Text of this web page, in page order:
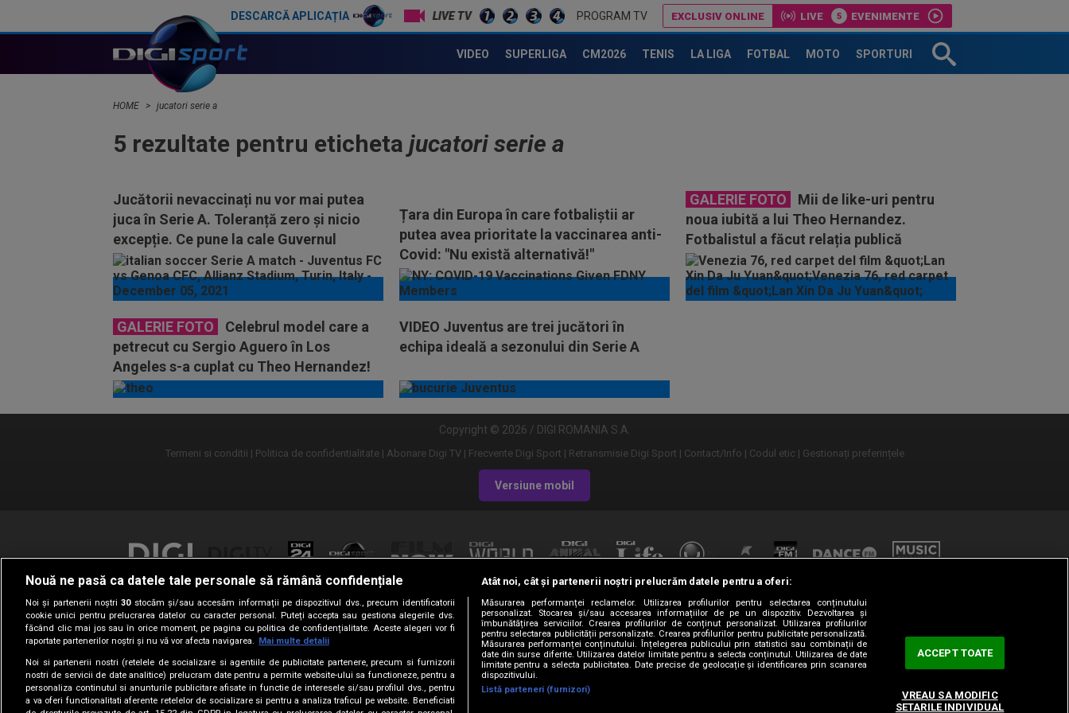
DESCARCĂ APLICAȚIA LIVE TV PROGRAM TV EXCLUSIV ONLINE LIVE EVENIMENTE
VIDEO SUPERLIGA CM2026 TENIS LA LIGA FOTBAL MOTO SPORTURI
HOME jucatori serie a
5 rezultate pentru eticheta jucatori serie a
Jucătorii nevaccinați nu vor mai putea
juca în Serie A. Toleranță zero și nicio
excepție. Ce pune la cale Guvernul
Țara din Europa în care fotbaliștii ar
putea avea prioritate la vaccinarea anti-
Covid: "Nu există alternativă!"
GALERIE FOTO
Mii de like-uri pentru
noua iubită a lui Theo Hernandez.
Fotbalistul a făcut relația publică
GALERIE FOTO
Celebrul model care a
petrecut cu Sergio Aguero în Los
Angeles s-a cuplat cu Theo Hernandez!
Cum au fost surprinși cei doi
VIDEO Juventus are trei jucători în
echipa ideală a sezonului din Serie A
Copyright © 2026 / DIGI ROMANIA S.A.
Termeni si conditii Politica de confidentialitate Abonare Digi TV Frecvente Digi Sport Retransmisie Digi Sport Contact/Info Codul etic Gestionați preferințele
Versiune mobil
URMĂREȘTE-NE ȘI PE:
Nouă ne pasă ca datele tale personale să rămână confidențiale
Noi și partenerii noștri30stocăm și/sau accesăm informații pe dispozitivul dvs., precum identificatorii
cookie unici pentru prelucrarea datelor cu caracter personal. Puteți accepta sau gestiona alegerile dvs.
făcând clic mai jos sau în orice moment, pe pagina cu politica de confidențialitate. Aceste alegeri vor fi
raportate partenerilor noștri și nu vă vor afecta navigarea. Mai multe detalii
Noi si partenerii nostri (retelele de socializare si agentiile de publicitate partenere, precum si furnizorii
nostri de servicii de date analitice) prelucram date pentru a permite website-ului sa functioneze, pentru a
personaliza continutul si anunturile publicitare afisate in functie de interesele si/sau profilul dvs., pentru
a va oferi functionalitati aferente retelelor de socializare si pentru a analiza traficul pe website. Beneficiati
Atât noi, cât și partenerii noștri prelucrăm datele pentru a oferi:
Măsurarea performanței reclamelor. Utilizarea profilurilor pentru selectarea conținutului
personalizat. Stocarea și/sau accesarea informațiilor de pe un dispozitiv. Dezvoltarea și
îmbunătățirea serviciilor. Crearea profilurilor de conținut personalizat. Utilizarea profilurilor
pentru selectarea publicității personalizate. Crearea profilurilor pentru publicitate personalizată.
Măsurarea performanței conținutului. Înțelegerea publicului prin statistici sau combinații de
date din surse diferite. Utilizarea datelor limitate pentru a selecta conținutul. Utilizarea de date
limitate pentru a selecta publicitatea. Date precise de geolocație și identificarea prin scanarea
dispozitivului.
Listă parteneri (furnizori)
ACCEPT TOATE
VREAU SA MODIFIC
SETARILE INDIVIDUAL